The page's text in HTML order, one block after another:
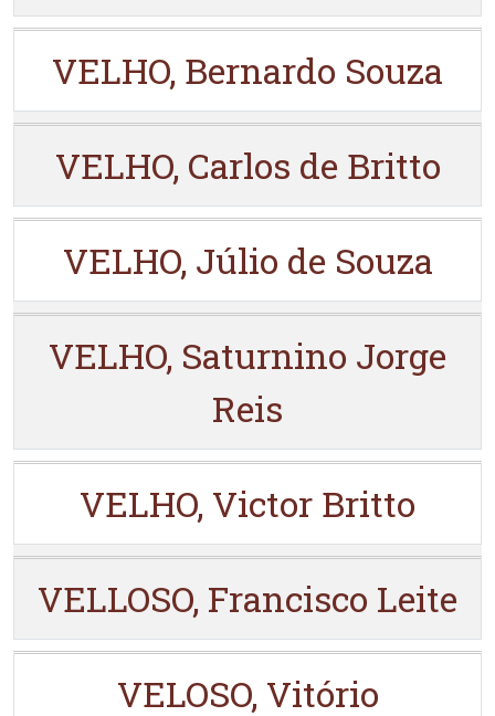
VELHO, Bernardo Souza
VELHO, Carlos de Britto
VELHO, Júlio de Souza
VELHO, Saturnino Jorge
Reis
VELHO, Victor Britto
VELLOSO, Francisco Leite
VELOSO, Vitório